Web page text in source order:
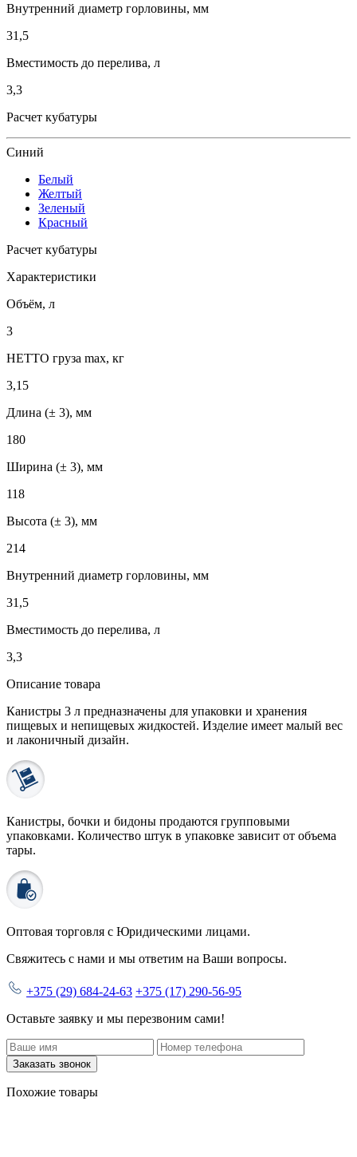
Внутренний диаметр горловины, мм
31,5
Вместимость до перелива, л
3,3
Расчет кубатуры
Синий
Белый
Желтый
Зеленый
Красный
Расчет кубатуры
Характеристики
Объём, л
3
НЕТТО груза max, кг
3,15
Длина (± 3), мм
180
Ширина (± 3), мм
118
Высота (± 3), мм
214
Внутренний диаметр горловины, мм
31,5
Вместимость до перелива, л
3,3
Описание товара
Канистры 3 л предназначены для упаковки и хранения
пищевых и непищевых жидкостей. Изделие имеет малый вес
и лаконичный дизайн.
Канистры, бочки и бидоны продаются групповыми
упаковками. Количество штук в упаковке зависит от объема
тары.
Оптовая торговля с Юридическими лицами.
Свяжитесь с нами и мы ответим на Ваши вопросы.
+375 (29) 684-24-63 +375 (17) 290-56-95
Оставьте заявку и мы перезвоним сами!
Заказать звонок
Похожие товары